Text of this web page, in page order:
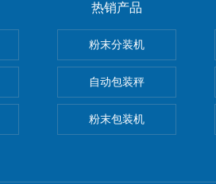
热销产品
粉末分装机
自动包装秤
粉末包装机